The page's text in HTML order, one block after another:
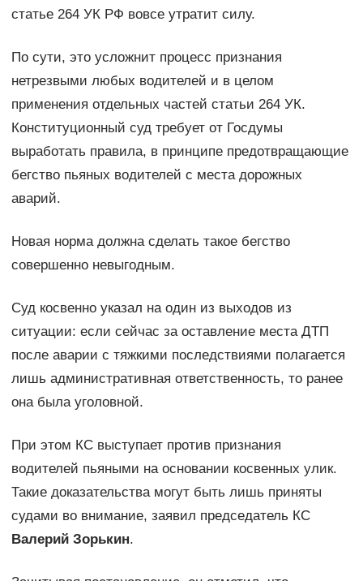
статье 264 УК РФ вовсе утратит силу.
По сути, это усложнит процесс признания
нетрезвыми любых водителей и в целом
применения отдельных частей статьи 264 УК.
Конституционный суд требует от Госдумы
выработать правила, в принципе предотвращающие
бегство пьяных водителей с места дорожных
аварий.
Новая норма должна сделать такое бегство
совершенно невыгодным.
Суд косвенно указал на один из выходов из
ситуации: если сейчас за оставление места ДТП
после аварии с тяжкими последствиями полагается
лишь административная ответственность, то ранее
она была уголовной.
При этом КС выступает против признания
водителей пьяными на основании косвенных улик.
Такие доказательства могут быть лишь приняты
судами во внимание, заявил председатель КС
Валерий Зорькин.